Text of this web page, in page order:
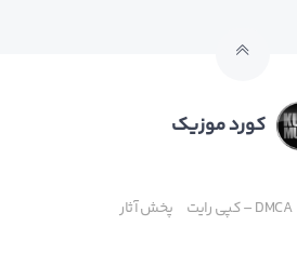
کورد موزیک
DMCA – کپی رایت پخش آثار